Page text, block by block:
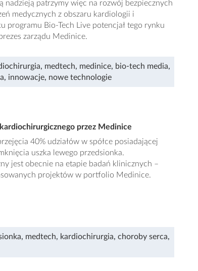
nadzieją patrzymy więc na rozwój bezpiecznych
medycznych z obszaru kardiologii i
programu Bio-Tech Live potencjał tego rynku
zarządu Medinice.
, medtech, medinice, bio-tech media,
, innowacje, nowe technologie
przez Medinice
40% udziałów w spółce posiadającej
uszka lewego przedsionka.
jest obecnie na etapie badań klinicznych –
projektów w portfolio Medinice.
, medtech, kardiochirurgia, choroby serca,